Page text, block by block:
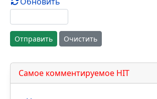
Осталось:10000символов
Принимаюусловия использования